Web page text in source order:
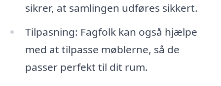
sikrer, at samlingen udføres sikkert.
Tilpasning: Fagfolk kan også hjælpe
med at tilpasse møblerne, så de
passer perfekt til dit rum.